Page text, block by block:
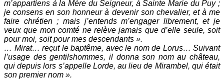
m’appartiens à la Mère du Seigneur, à Sainte Marie du Puy ;
je consens en son honneur à devenir son chevalier, et à me
faire chrétien ; mais j’entends m’engager librement, et je
veux que mon comté ne relève jamais que d’elle seule, soit
pour moi, soit pour mes descendants ».
… Mirat… reçut le baptême, avec le nom de Lorus… Suivant
l’usage des gentilshommes, il donna son nom au château,
qui depuis lors s’appelle Lorde, au lieu de Mirambel, qui était
son premier nom ».